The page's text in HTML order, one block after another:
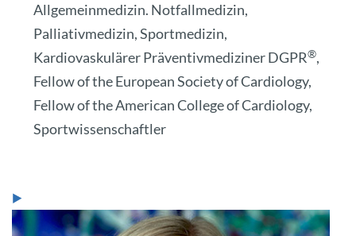
Allgemeinmedizin. Notfallmedizin,
Palliativmedizin, Sportmedizin,
Kardiovaskulärer Präventivmediziner DGPR®,
Fellow of the European Society of Cardiology,
Fellow of the American College of Cardiology,
Sportwissenschaftler